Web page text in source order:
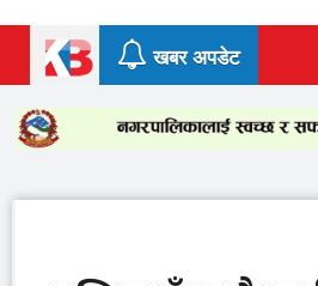
खबर अपडेट